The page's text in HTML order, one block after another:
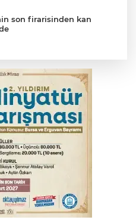
son firarisinden kan
sürücü mahalleyi savaş
çiftliğinde yangın
çıkan araç orta